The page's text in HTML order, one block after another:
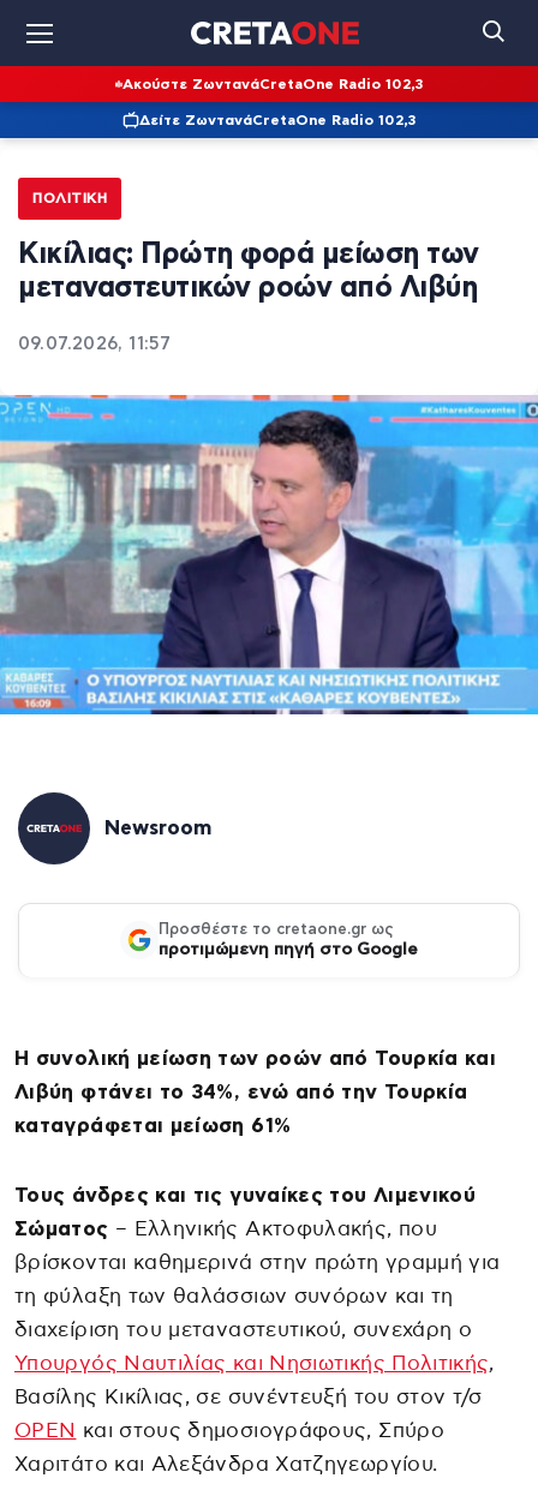
Ακούστε ΖωντανάCretaOne Radio 102,3
Δείτε ΖωντανάCretaOne Radio 102,3
ΠΟΛΙΤΙΚΉ
Κικίλιας: Πρώτη φορά μείωση των
μεταναστευτικών ροών από Λιβύη
09.07.2026, 11:57
Newsroom
Προσθέστε το cretaone.gr ως
προτιμώμενη πηγή στο Google
Η συνολική μείωση των ροών από Τουρκία και
Λιβύη φτάνει το 34%, ενώ από την Τουρκία
καταγράφεται μείωση 61%
Τους άνδρες και τις γυναίκες του Λιμενικού
Σώματος – Ελληνικής Ακτοφυλακής, που
βρίσκονται καθημερινά στην πρώτη γραμμή για
τη φύλαξη των θαλάσσιων συνόρων και τη
διαχείριση του μεταναστευτικού, συνεχάρη ο
Υπουργός Ναυτιλίας και Νησιωτικής Πολιτικής,
Βασίλης Κικίλιας, σε συνέντευξή του στον τ/σ
OPEN και στους δημοσιογράφους, Σπύρο
Χαριτάτο και Αλεξάνδρα Χατζηγεωργίου.